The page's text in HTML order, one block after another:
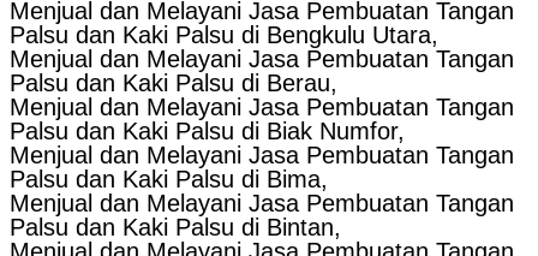
Menjual dan Melayani Jasa Pembuatan Tangan
Palsu dan Kaki Palsu di Bengkulu Utara,
Menjual dan Melayani Jasa Pembuatan Tangan
Palsu dan Kaki Palsu di Berau,
Menjual dan Melayani Jasa Pembuatan Tangan
Palsu dan Kaki Palsu di Biak Numfor,
Menjual dan Melayani Jasa Pembuatan Tangan
Palsu dan Kaki Palsu di Bima,
Menjual dan Melayani Jasa Pembuatan Tangan
Palsu dan Kaki Palsu di Bintan,